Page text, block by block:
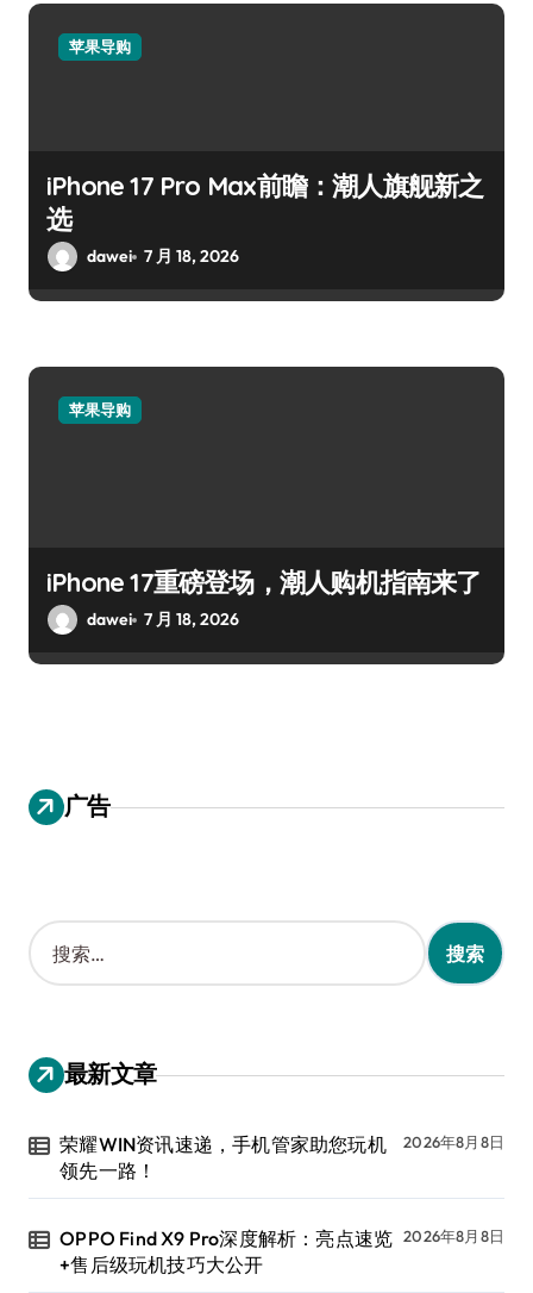
苹果导购
iPhone 17 Pro Max前瞻：潮人旗舰新之
选
dawei 7 月 18, 2026
苹果导购
iPhone 17重磅登场，潮人购机指南来了
dawei 7 月 18, 2026
广告
搜
索
：
最新文章
荣耀WIN资讯速递，手机管家助您玩机
领先一路！
2026年8月8日
OPPO Find X9 Pro深度解析：亮点速览
+售后级玩机技巧大公开
2026年8月8日